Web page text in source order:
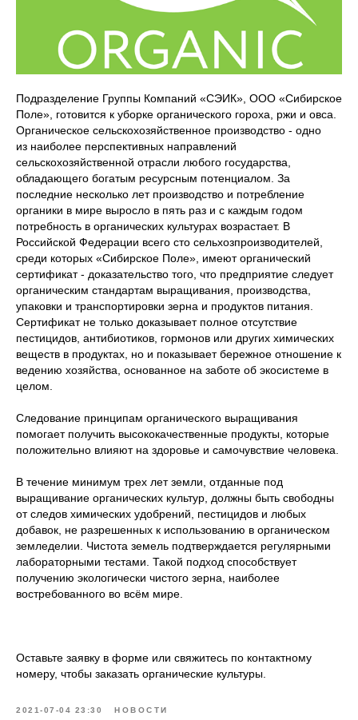
Подразделение Группы Компаний «СЭИК», ООО «Cибирское
Поле», готовится к уборке органического гороха, ржи и овса.
Органическое сельскохозяйственное производство - одно
из наиболее перспективных направлений
сельскохозяйственной отрасли любого государства,
обладающего богатым ресурсным потенциалом. За
последние несколько лет производство и потребление
органики в мире выросло в пять раз и с каждым годом
потребность в органических культурах возрастает. В
Российской Федерации всего сто сельхозпроизводителей,
среди которых «Сибирское Поле», имеют органический
сертификат - доказательство того, что предприятие следует
органическим стандартам выращивания, производства,
упаковки и транспортировки зерна и продуктов питания.
Сертификат не только доказывает полное отсутствие
пестицидов, антибиотиков, гормонов или других химических
веществ в продуктах, но и показывает бережное отношение к
ведению хозяйства, основанное на заботе об экосистеме в
целом.
Следование принципам органического выращивания
помогает получить высококачественные продукты, которые
положительно влияют на здоровье и самочувствие человека.
В течение минимум трех лет земли, отданные под
выращивание органических культур, должны быть свободны
от следов химических удобрений, пестицидов и любых
добавок, не разрешенных к использованию в органическом
земледелии. Чистота земель подтверждается регулярными
лабораторными тестами. Такой подход способствует
получению экологически чистого зерна, наиболее
востребованного во всём мире.
Оставьте заявку в форме или свяжитесь по контактному
номеру, чтобы заказать органические культуры.
2021-07-04 23:30 НОВОСТИ